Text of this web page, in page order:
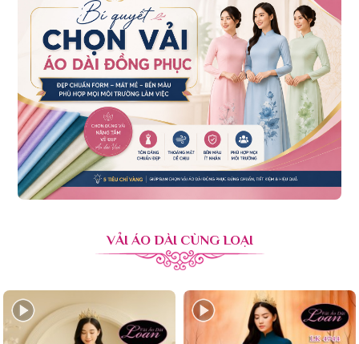
VẢI ÁO DÀI CÙNG LOẠI